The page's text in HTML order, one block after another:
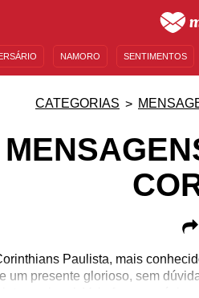
NAMORO SENTIMENTOS
CATEGORIAS
Paulista, mais
um presente glorioso, sem
internacional. Veja frases,